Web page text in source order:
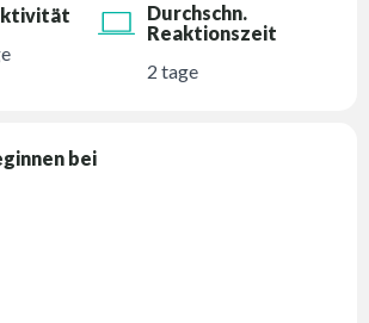
Durchschn.
Reaktionszeit
2 tage
bei